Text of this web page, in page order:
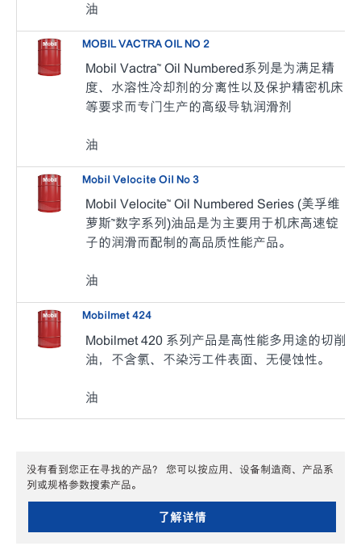
油
MOBIL VACTRA OIL NO 2
Mobil Vactra™ Oil Numbered系列是为满足精
度、水溶性冷却剂的分离性以及保护精密机床
等要求而专门生产的高级导轨润滑剂
油
Mobil Velocite Oil No 3
Mobil Velocite™ Oil Numbered Series (美孚维
萝斯™数字系列)油品是为主要用于机床高速锭
子的润滑而配制的高品质性能产品。
油
Mobilmet 424
Mobilmet 420 系列产品是高性能多用途的切削
油，不含氯、不染污工件表面、无侵蚀性。
油
没有看到您正在寻找的产品？ 您可以按应用、设备制造商、产品系
列或规格参数搜索产品。
了解详情